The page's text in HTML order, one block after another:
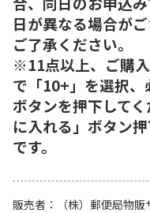
日が異なる場合が
ご了承ください。
※11点以上、ご購
で「10+」を選択、
ボタンを押下して
に入れる」ボタン
です。
販売者
（株）郵便局物